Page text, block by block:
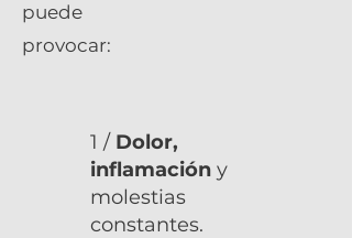
puede
provocar:
1 / Dolor,
inflamación y
molestias
constantes.